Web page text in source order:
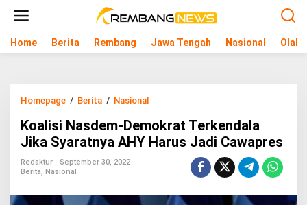
t
Home Berita Rembang Jawa Tengah Nasional
Homepage / Berita / Nasional
a
l
i
Koalisi Nasdem-Demokrat Terkendala
Jika Syaratnya AHY Harus Jadi Cawapres
Redaktur
September 30, 2022
Berita, Nasional